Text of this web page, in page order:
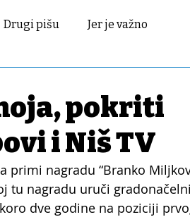
Drugi pišu Jer je važno
pokriti
i Niš TV
primi nagradu “Branko
tu nagradu uruči
dve godine na poziciji